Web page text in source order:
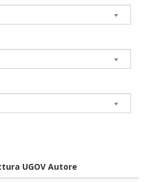
UGOV Autore